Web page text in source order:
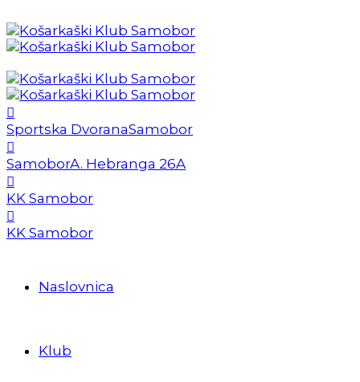
Sportska DvoranaSamobor
SamoborA. Hebranga 26A
KK Samobor
KK Samobor
Naslovnica
Klub